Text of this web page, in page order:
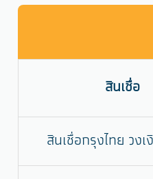
สินเชื่อ
สินเชื่อกรุงไทย วง